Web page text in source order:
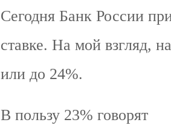
Сегодня Банк России
ставке. На мой взгляд,
или до 24%.
В пользу 23% говорят